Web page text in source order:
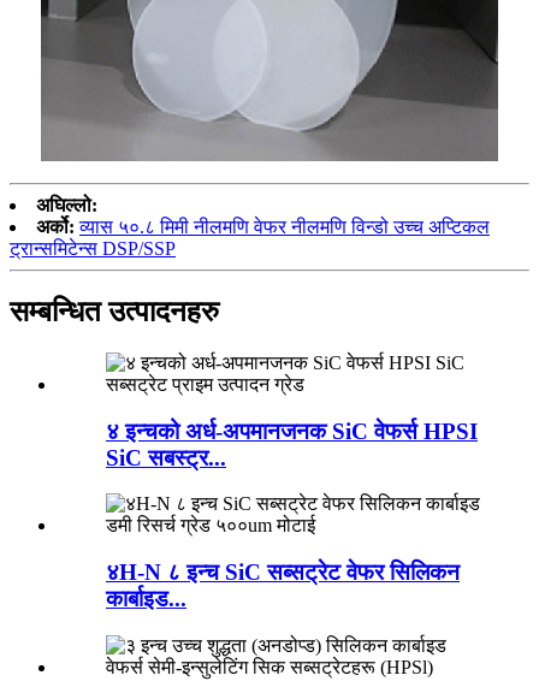
अघिल्लो:
अर्को: व्यास ५०.८ मिमी नीलमणि वेफर नीलमणि विन्डो उच्च अप्टिकल
ट्रान्समिटेन्स DSP/SSP
सम्बन्धित उत्पादनहरु
४ इन्चको अर्ध-अपमानजनक SiC वेफर्स HPSI
SiC सबस्ट्र...
४H-N ८ इन्च SiC सब्सट्रेट वेफर सिलिकन
कार्बाइड...